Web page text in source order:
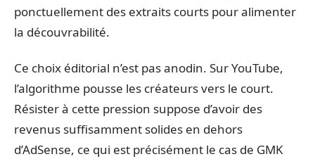
ponctuellement des extraits courts pour alimenter
la découvrabilité.
Ce choix éditorial n’est pas anodin. Sur YouTube,
l’algorithme pousse les créateurs vers le court.
Résister à cette pression suppose d’avoir des
revenus suffisamment solides en dehors
d’AdSense, ce qui est précisément le cas de GMK